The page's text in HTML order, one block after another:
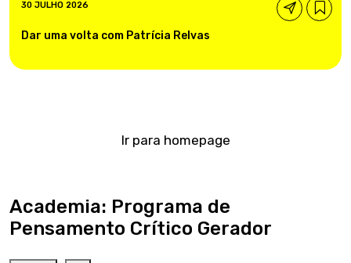
30 JULHO 2026
Dar uma volta com Patrícia Relvas
Ir para homepage
Academia: Programa de
Pensamento Crítico Gerador